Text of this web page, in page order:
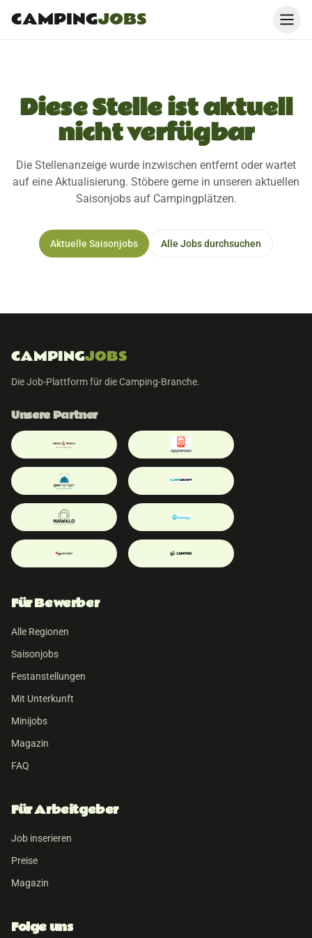
CAMPINGJOBS
Diese Stelle ist aktuell
nicht verfügbar
Die Stellenanzeige wurde inzwischen entfernt oder wartet
auf eine Aktualisierung. Stöbere gerne in unseren aktuellen
Saisonjobs auf Campingplätzen.
Aktuelle Saisonjobs Alle Jobs durchsuchen
CAMPINGJOBS
Die Job-Plattform für die Camping-Branche.
Unsere Partner
Für Bewerber
Alle Regionen
Saisonjobs
Festanstellungen
Mit Unterkunft
Minijobs
Magazin
FAQ
Für Arbeitgeber
Job inserieren
Preise
Magazin
Folge uns